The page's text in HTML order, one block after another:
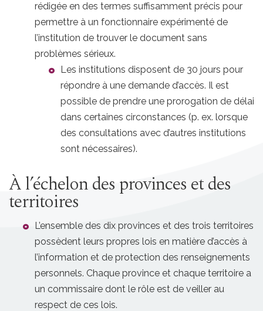
rédigée en des termes suffisamment précis pour
permettre à un fonctionnaire expérimenté de
l’institution de trouver le document sans
problèmes sérieux.
Les institutions disposent de 30 jours pour
répondre à une demande d’accès. Il est
possible de prendre une prorogation de délai
dans certaines circonstances (p. ex. lorsque
des consultations avec d’autres institutions
sont nécessaires).
À l’échelon des provinces et des
territoires
L’ensemble des dix provinces et des trois territoires
possèdent leurs propres lois en matière d’accès à
l’information et de protection des renseignements
personnels. Chaque province et chaque territoire a
un commissaire dont le rôle est de veiller au
respect de ces lois.